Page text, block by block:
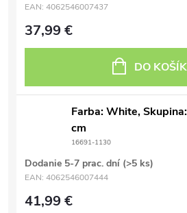
EAN: 4062546007437
37,99 €
DO
Farba: White,
cm
16691-1130
Dodanie 5-7 prac. dní (>5 ks)
EAN: 4062546007444
41,99 €